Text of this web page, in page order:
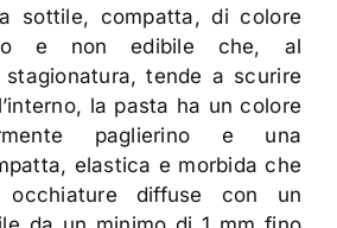
sottile, compatta, di colore
e non edibile che, al
stagionatura, tende a scurire
la pasta ha un colore
paglierino e una
elastica e morbida che
occhiature diffuse con un